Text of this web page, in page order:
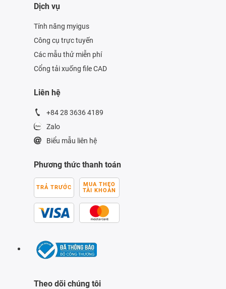
Dịch vụ
Tính năng myigus
Công cụ trực tuyến
Các mẫu thử miễn phí
Cổng tải xuống file CAD
Liên hệ
+84 28 3636 4189
Zalo
Biểu mẫu liên hệ
Phương thức thanh toán
TRẢ TRƯỚC
MUA THEO
TÀI KHOẢN
Theo dõi chúng tôi